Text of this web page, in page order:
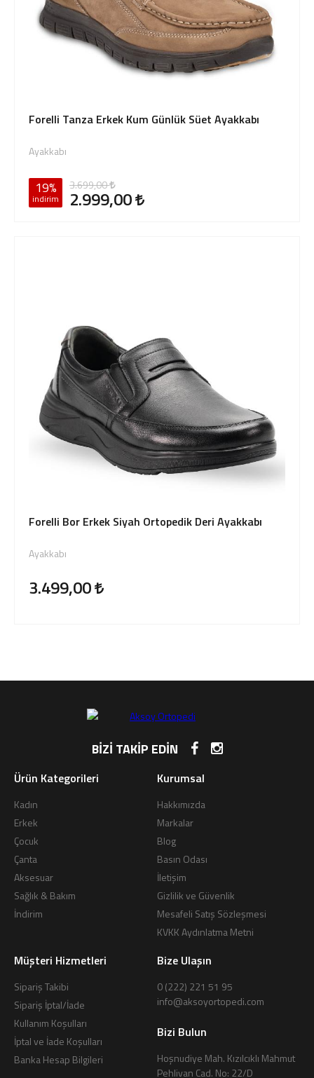
Forelli Tanza Erkek Kum Günlük Süet Ayakkabı
Ayakkabı
19%
indirim
3.699,00
2.999,00
Forelli Bor Erkek Siyah Ortopedik Deri Ayakkabı
Ayakkabı
3.499,00
BİZİ TAKİP EDİN
Ürün Kategorileri
Kadın
Erkek
Çocuk
Çanta
Aksesuar
Sağlık & Bakım
İndirim
Kurumsal
Hakkımızda
Markalar
Blog
Basın Odası
İletişim
Gizlilik ve Güvenlik
Mesafeli Satış Sözleşmesi
KVKK Aydınlatma Metni
Müşteri Hizmetleri
Sipariş Takibi
Sipariş İptal/İade
Kullanım Koşulları
İptal ve İade Koşulları
Banka Hesap Bilgileri
Bize Ulaşın
0 (222) 221 51 95
info@aksoyortopedi.com
Bizi Bulun
Hoşnudiye Mah. Kızılcıklı Mahmut
Pehlivan Cad. No: 22/D